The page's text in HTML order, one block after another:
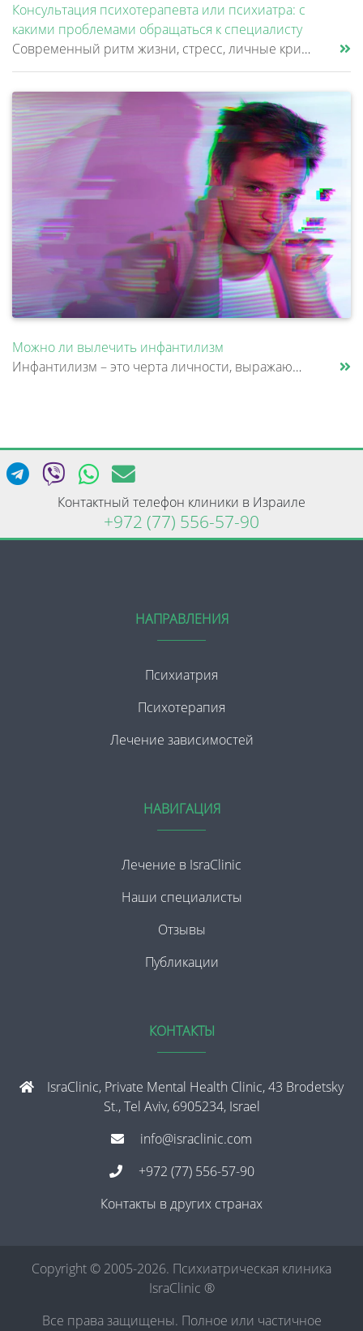
Консультация психотерапевта или психиатра: с
какими проблемами обращаться к специалисту
Современный ритм жизни, стресс, личные кризисы и внутренние конфликты могут значительно влиять на психоэмоциональное сос......
Можно ли вылечить инфантилизм
Инфантилизм – это черта личности, выражающаяся в эмоциональной, социальной или психологической незрелости, которая не со......
Контактный телефон клиники в Израиле
+972 (77) 556-57-90
НАПРАВЛЕНИЯ
Психиатрия
Психотерапия
Лечение зависимостей
НАВИГАЦИЯ
Лечение в IsraClinic
Наши специалисты
Отзывы
Публикации
КОНТАКТЫ
IsraClinic, Private Mental Health Clinic, 43 Brodetsky
St., Tel Aviv, 6905234, Israel
info@israclinic.com
+972 (77) 556-57-90
Контакты в других странах
Copyright © 2005-2026. Психиатрическая клиника
IsraClinic ®
Все права защищены. Полное или частичное